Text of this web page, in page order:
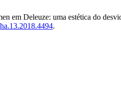
em Deleuze: uma estética do
.